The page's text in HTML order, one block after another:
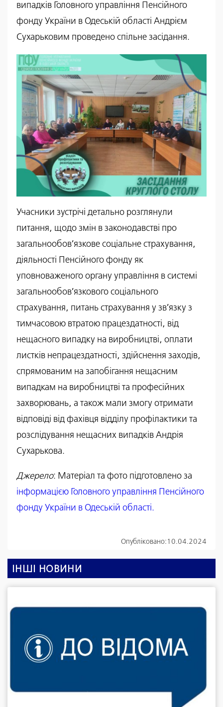
випадків Головного управління Пенсійного
фонду України в Одеській області Андрієм
Сухарьковим проведено спільне засідання.
Учасники зустрічі детально розглянули
питання, щодо змін в законодавстві про
загальнообов’язкове соціальне страхування,
діяльності Пенсійного фонду як
уповноваженого органу управління в системі
загальнообов’язкового соціального
страхування, питань страхування у зв’язку з
тимчасовою втратою працездатності, від
нещасного випадку на виробництві, оплати
листків непрацездатності, здійснення заходів,
спрямованим на запобігання нещасним
випадкам на виробництві та професійних
захворювань, а також мали змогу отримати
відповіді від фахівця відділу профілактики та
розслідування нещасних випадків Андрія
Сухарькова.
Джерело: Матеріал та фото підготовлено за
інформацією Головного управління Пенсійного
фонду України в Одеській області.
Опубліковано: 10.04.2024
ІНШІ НОВИНИ